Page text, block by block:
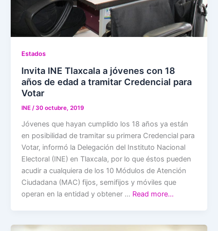
Estados
Invita INE Tlaxcala a jóvenes con 18
años de edad a tramitar Credencial para
Votar
INE/30 octubre, 2019
Jóvenes que hayan cumplido los 18 años ya están
en posibilidad de tramitar su primera Credencial para
Votar, informó la Delegación del Instituto Nacional
Electoral (INE) en Tlaxcala, por lo que éstos pueden
acudir a cualquiera de los 10 Módulos de Atención
Ciudadana (MAC) fijos, semifijos y móviles que
operan en la entidad y obtener … Read more…